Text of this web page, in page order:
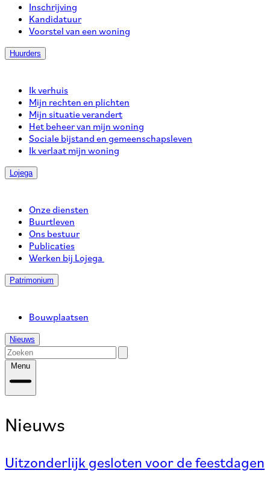
Inschrijving
Kandidatuur
Voorstel van een woning
Huurders
Ik verhuis
Mijn rechten en plichten
Mijn situatie verandert
Het beheer van mijn woning
Sociale bijstand en gemeenschapsleven
Ik verlaat mijn woning
Lojega
Onze diensten
Buurtleven
Ons bestuur
Publicaties
Werken bij Lojega
Patrimonium
Bouwplaatsen
Nieuws
Menu
Nieuws
Uitzonderlijk gesloten voor de feestdagen